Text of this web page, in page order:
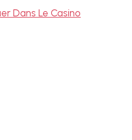
Dans Le Casino